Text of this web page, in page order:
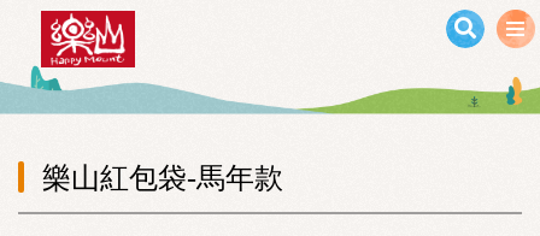
移至主內容
樂山紅包袋-馬年款